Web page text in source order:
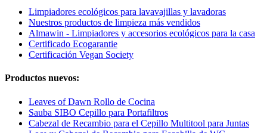
Limpiadores ecológicos para lavavajillas y lavadoras
Nuestros productos de limpieza más vendidos
Almawin - Limpiadores y accesorios ecológicos para la casa
Certificado Ecogarantie
Certificación Vegan Society
Productos nuevos:
Leaves of Dawn Rollo de Cocina
Sauba SIBO Cepillo para Portafiltros
Cabezal de Recambio para el Cepillo Multitool para Juntas